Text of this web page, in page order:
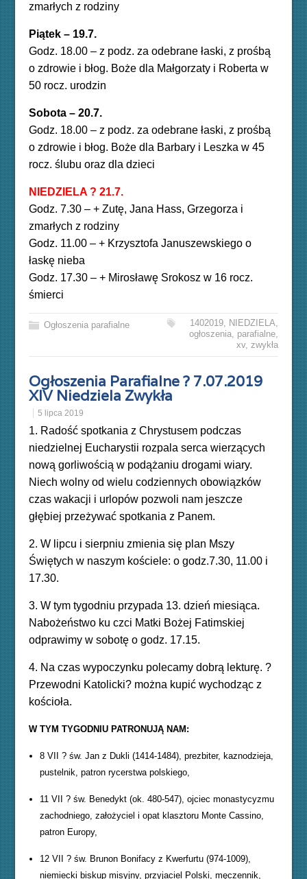
zmarłych z rodziny
Piątek – 19.7.
Godz. 18.00 – z podz. za odebrane łaski, z prośbą
o zdrowie i błog. Boże dla Małgorzaty i Roberta w
50 rocz. urodzin
Sobota – 20.7.
Godz. 18.00 – z podz. za odebrane łaski, z prośbą
o zdrowie i błog. Boże dla Barbary i Leszka w 45
rocz. ślubu oraz dla dzieci
NIEDZIELA ? 21.7.
Godz. 7.30 – + Zutę, Jana Hass, Grzegorza i
zmarłych z rodziny
Godz. 11.00 – + Krzysztofa Januszewskiego o
łaskę nieba
Godz. 17.30 – + Mirosławę Srokosz w 16 rocz.
śmierci
Ogłoszenia parafialne 1402019, NIEDZIELA,
ogłoszenia, parafialne,
xv, zwykła
Ogłoszenia Parafialne ? 7.07.2019
XIV Niedziela Zwykła
5 lipca 2019
1. Radość spotkania z Chrystusem podczas
niedzielnej Eucharystii rozpala serca wierzących
nową gorliwością w podążaniu drogami wiary.
Niech wolny od wielu codziennych obowiązków
czas wakacji i urlopów pozwoli nam jeszcze
głębiej przeżywać spotkania z Panem.
2. W lipcu i sierpniu zmienia się plan Mszy
Świętych w naszym kościele: o godz.7.30, 11.00 i
17.30.
3. W tym tygodniu przypada 13. dzień miesiąca.
Nabożeństwo ku czci Matki Bożej Fatimskiej
odprawimy w sobotę o godz. 17.15.
4. Na czas wypoczynku polecamy dobrą lekturę. ?
Przewodni Katolicki? można kupić wychodząc z
kościoła.
W TYM TYGODNIU PATRONUJĄ NAM:
8 VII ? św. Jan z Dukli (1414-1484), prezbiter, kaznodzieja,
pustelnik, patron rycerstwa polskiego,
11 VII ? św. Benedykt (ok. 480-547), ojciec monastycyzmu
zachodniego, założyciel i opat klasztoru Monte Cassino,
patron Europy,
12 VII ? św. Brunon Bonifacy z Kwerfurtu (974-1009),
niemiecki biskup misyjny, przyjaciel Polski, męczennik,